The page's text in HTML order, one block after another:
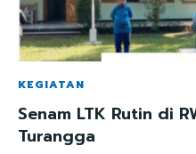
KEGIATAN
Senam LTK Rutin di
Turangga